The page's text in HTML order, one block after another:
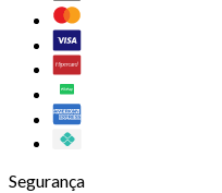
Segurança